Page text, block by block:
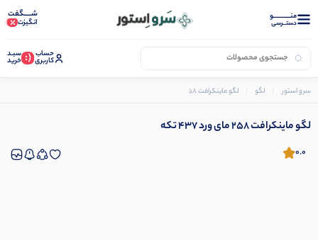
منــــــــــــو
دستــرسی
شـــــگفت
انگیزت
حساب
کاربری (: سبـد
خرید
سرو استور لگو لگو ماینکرافت 258 مای ورد 437 تکه
لگو ماینکرافت 258 مای ورد 437 تکه
0.0